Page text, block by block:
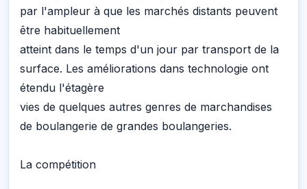
par l'ampleur à que les marchés distants peuvent
être habituellement
atteint dans le temps d'un jour par transport de la
surface. Les améliorations dans technologie ont
étendu l'étagère
vies de quelques autres genres de marchandises
de boulangerie de grandes boulangeries.
La compétition